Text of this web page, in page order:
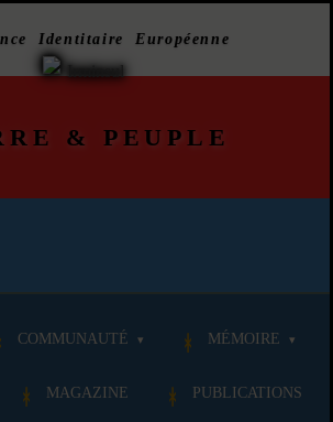
Identitaire Européenne
& PEUPLE
COMMUNAUTÉ MÉMOIRE
MAGAZINE PUBLICATIONS